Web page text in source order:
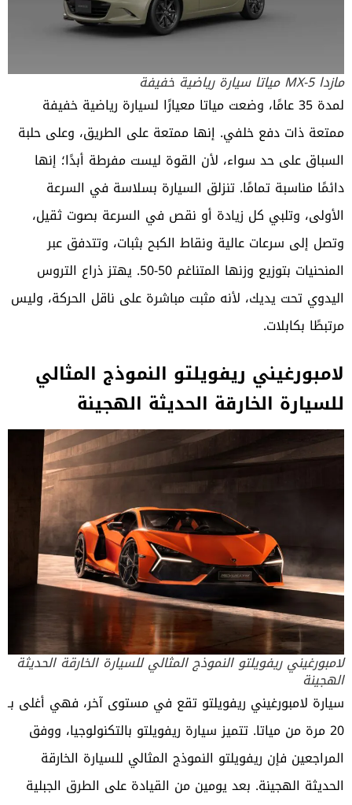
مازدا MX-5 مياتا سيارة رياضية خفيفة
لمدة 35 عامًا، وضعت مياتا معيارًا لسيارة رياضية خفيفة
ممتعة ذات دفع خلفي. إنها ممتعة على الطريق، وعلى حلبة
السباق على حد سواء، لأن القوة ليست مفرطة أبدًا؛ إنها
دائمًا مناسبة تمامًا. تنزلق السيارة بسلاسة في السرعة
الأولى، وتلبي كل زيادة أو نقص في السرعة بصوت ثقيل،
وتصل إلى سرعات عالية ونقاط الكبح بثبات، وتتدفق عبر
المنحنيات بتوزيع وزنها المتناغم 50-50. يهتز ذراع التروس
اليدوي تحت يديك، لأنه مثبت مباشرة على ناقل الحركة، وليس
مرتبطًا بكابلات.
لامبورغيني ريفويلتو النموذج المثالي
للسيارة الخارقة الحديثة الهجينة
لامبورغيني ريفويلتو النموذج المثالي للسيارة الخارقة الحديثة
الهجينة
سيارة لامبورغيني ريفويلتو تقع في مستوى آخر، فهي أغلى بـ
20 مرة من مياتا. تتميز سيارة ريفويلتو بالتكنولوجيا، ووفق
المراجعين فإن ريفويلتو النموذج المثالي للسيارة الخارقة
الحديثة الهجينة. بعد يومين من القيادة على الطرق الجبلية